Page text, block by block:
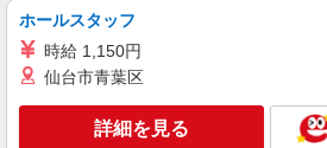
未経験：月給
（店長候補）：月給
270,000円〜 ★固定残
あたり20時間、超過
3万円まで交通費支給 ※
同条件 【手当】固定残業手当／資格手当／店舗職
≪新宿サブナード
丁目サブナード2丁目
分
キープ
ホールスタッフ
時給 1,150円
仙台市青葉区
詳細を見る